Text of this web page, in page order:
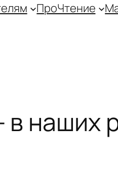
ПроЧтение
наших